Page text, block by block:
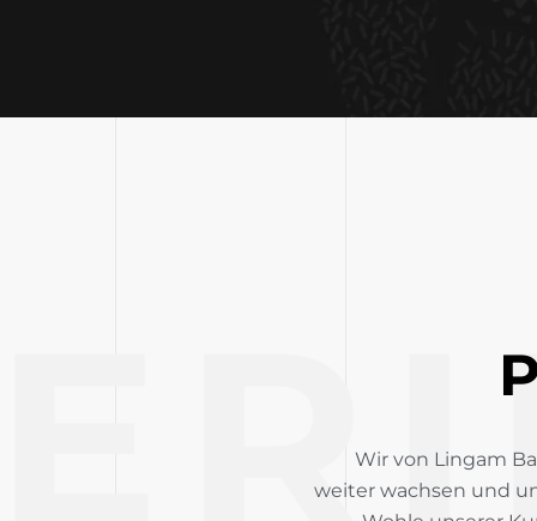
Wir von Lingam
weiter wachsen und